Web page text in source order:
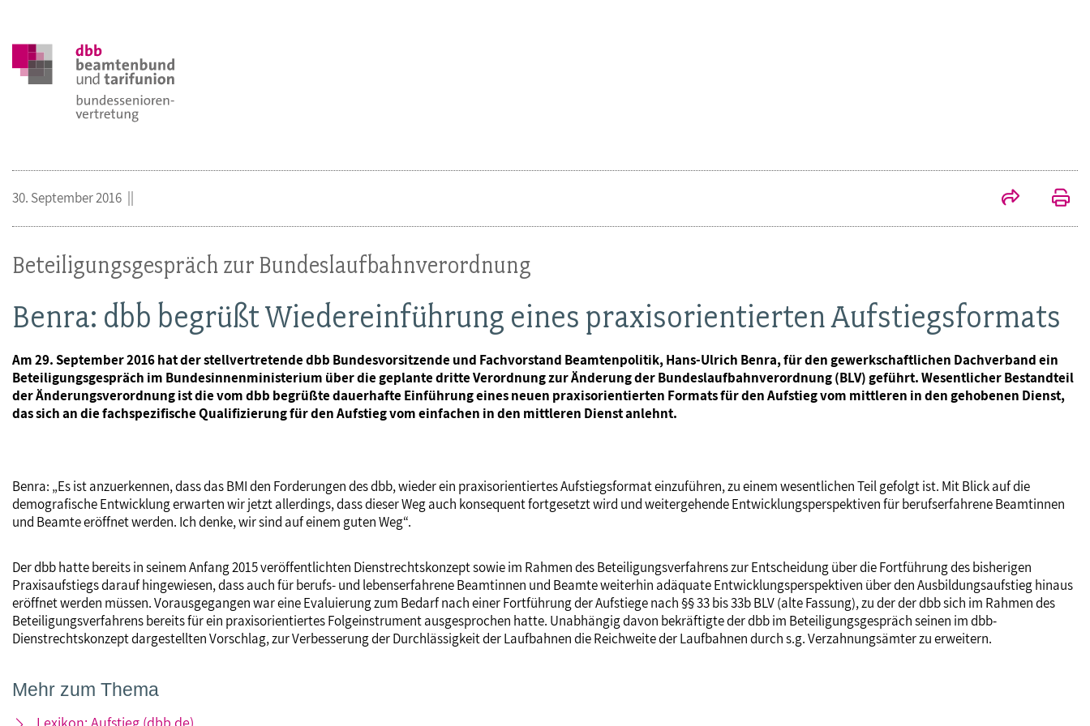
Beteiligungsgespräch zur Bundeslaufbahnverordnung
Benra: dbb begrüßt Wiedereinführung eines praxisorientierten Aufstiegsformats
Am 29. September 2016 hat der stellvertretende dbb Bundesvorsitzende und Fachvorstand Beamtenpolitik, Hans-Ulrich Benra, für den gewerkschaftlichen Dachverband ein
Beteiligungsgespräch im Bundesinnenministerium über die geplante dritte Verordnung zur Änderung der Bundeslaufbahnverordnung (BLV) geführt. Wesentlicher Bestandteil
der Änderungsverordnung ist die vom dbb begrüßte dauerhafte Einführung eines neuen praxisorientierten Formats für den Aufstieg vom mittleren in den gehobenen Dienst,
das sich an die fachspezifische Qualifizierung für den Aufstieg vom einfachen in den mittleren Dienst anlehnt.
30. September 2016
Benra: „Es ist anzuerkennen, dass das BMI den Forderungen des dbb, wieder ein praxisorientiertes Aufstiegsformat einzuführen, zu einem wesentlichen Teil gefolgt ist. Mit Blick auf die
demografische Entwicklung erwarten wir jetzt allerdings, dass dieser Weg auch konsequent fortgesetzt wird und weitergehende Entwicklungsperspektiven für berufserfahrene Beamtinnen
und Beamte eröffnet werden. Ich denke, wir sind auf einem guten Weg“.
Der dbb hatte bereits in seinem Anfang 2015 veröffentlichten Dienstrechtskonzept sowie im Rahmen des Beteiligungsverfahrens zur Entscheidung über die Fortführung des bisherigen
Praxisaufstiegs darauf hingewiesen, dass auch für berufs- und lebenserfahrene Beamtinnen und Beamte weiterhin adäquate Entwicklungsperspektiven über den Ausbildungsaufstieg hinaus
eröffnet werden müssen. Vorausgegangen war eine Evaluierung zum Bedarf nach einer Fortführung der Aufstiege nach §§ 33 bis 33b BLV (alte Fassung), zu der der dbb sich im Rahmen des
Beteiligungsverfahrens bereits für ein praxisorientiertes Folgeinstrument ausgesprochen hatte. Unabhängig davon bekräftigte der dbb im Beteiligungsgespräch seinen im dbb-
Dienstrechtskonzept dargestellten Vorschlag, zur Verbesserung der Durchlässigkeit der Laufbahnen die Reichweite der Laufbahnen durch s.g. Verzahnungsämter zu erweitern.
Mehr zum Thema